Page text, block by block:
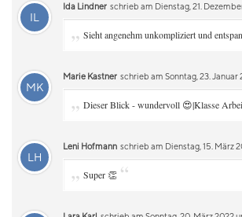
IL
Ida Lindner schrieb am Dienstag, 21.
„ Sieht angenehm unkompliziert und
MK
Marie Kastner schrieb am Sonntag, 23. Januar
„ Dieser Blick - wundervoll 😍|Klasse
LH
Leni Hofmann schrieb am Dienstag, 15. März
„ Super 👏 “